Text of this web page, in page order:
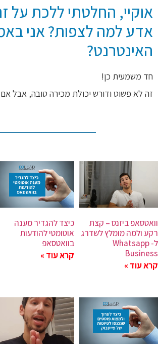
אוקיי, החלטתי ללכת על
אדע למה לצפות? אני
האינטרנט?
חד משמעית כן!
זה לא פשוט ודורש יכולת מכירה טובה, אבל
וואטסאפ ביזנס – קצת
רקע ולמה מומלץ לשדרג
ל- Whatsapp
Business
קרא עוד »
כיצד להגדיר מענה
אוטומטי להודעות
בוואטסאפ
קרא עוד »